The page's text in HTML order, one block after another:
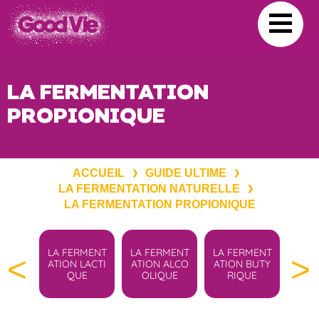
LA FERMENTATION
PROPIONIQUE
ACCUEIL ❯ GUIDE ULTIME ❯
LA FERMENTATION NATURELLE ❯
LA FERMENTATION PROPIONIQUE
<LA FERMENT
ATION LACTI
LA FERMENT
ATION ALCO
OLIQUE
LA FERMENT
ATION BUTY
LA FERMENT
ATION
ONIQUE
>